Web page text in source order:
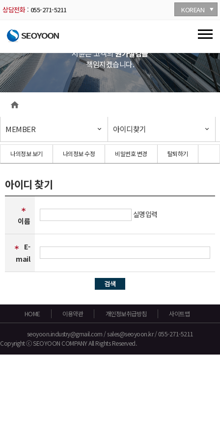
상담전화: 055-271-5211 KOREAN
서윤은 고객의원가절감을
책임지겠습니다.
MEMBER 아이디찾기
나의정보 보기 나의정보 수정 비밀번호 변경 탈퇴하기
본문
영역
아이디 찾기
이름
실명입력
E-
mail
HOME 이용약관 개인정보취급방침 사이트맵
seoyoon.industry@gmail.com / sales@seoyoon.kr / 055-271-5211
CopyrightⓒSEOYOON COMPANYAll Rights Reserved.